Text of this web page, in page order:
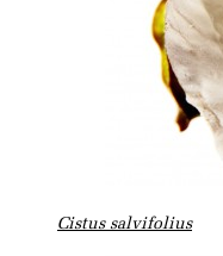
Cistus salvifolius